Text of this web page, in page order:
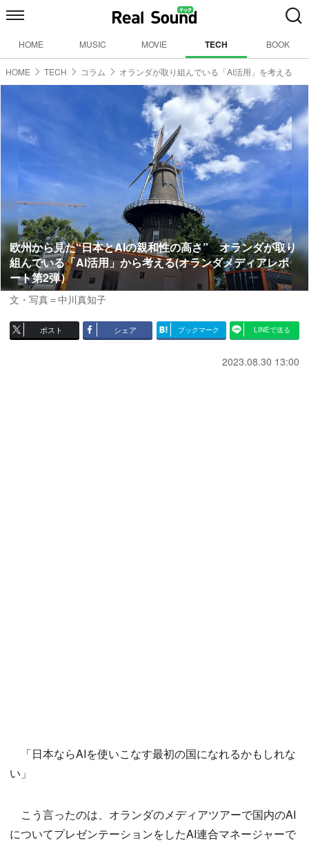
HOME MUSIC MOVIE TECH BOOK
HOME TECH コラム オランダが取り組んでいる「AI活用」を考える
欧州から見た“日本とAIの親和性の高さ” オランダが取り
組んでいる「AI活用」から考える(オランダメディアレポ
ート第2弾）
文・写真＝中川真知子
ポスト シェア ブックマーク LINEで送る
2023.08.30 13:00
「日本ならAIを使いこなす最初の国になれるかもしれな
い」
こう言ったのは、オランダのメディアツアーで国内のAI
についてプレゼンテーションをしたAI連合マネージャーで